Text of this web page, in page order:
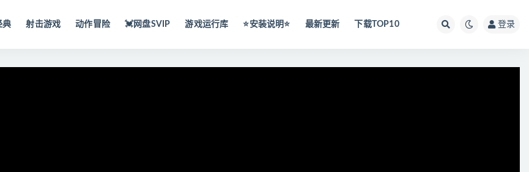
典 射击游戏 动作冒险 💓网盘SVIP 游戏运行库 ⭐️安装说明⭐️ 最新更新 下载TOP10 登录